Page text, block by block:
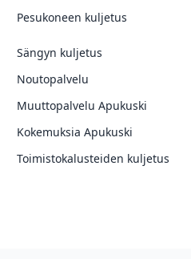
Pesukoneen kuljetus
Sängyn kuljetus
Noutopalvelu
Muuttopalvelu Apukuski
Kokemuksia Apukuski
Toimistokalusteiden kuljetus